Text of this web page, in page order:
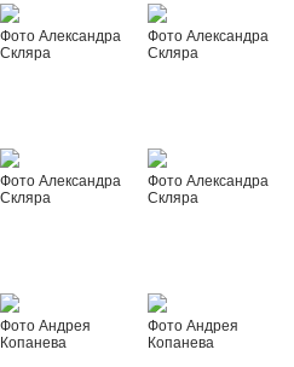
Фото Александра
Скляра
Фото Александра
Скляра
Фото Александра
Скляра
Фото Александра
Скляра
Фото Андрея
Копанева
Фото Андрея
Копанева